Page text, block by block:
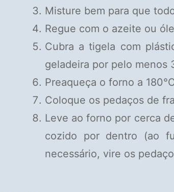
Misture bem para que
Regue com o azeite ou
Cubra a tigela com
geladeira por pelo menos
Preaqueça o forno a
Coloque os pedaços de
Leve ao forno por cerca
cozido por dentro (ao
necessário, vire os